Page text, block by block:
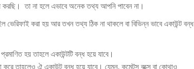
তা না হলে এভাবে অনেক তথ্য আপনি পাবেন না।
করা হয় আর তখন তথ্য ঠিক না থাকলে বা বিভিন্ন ভাবে একাউন্ট বন্ধ
হয় তাহলে একাউন্টটি বন্ধ হয়ে যাবে।
করে তাহলেও ঐ একাউন্ট বন্ধ হয়ে যাবে। যেমন, কমেন্টস বক্সে বা কোথাও